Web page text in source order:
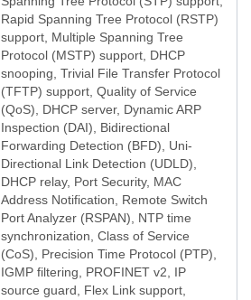
Rapid Spanning Tree Protocol (RSTP)
support, Multiple Spanning Tree
Protocol (MSTP) support, DHCP
snooping, Trivial File Transfer Protocol
(TFTP) support, Quality of Service
(QoS), DHCP server, Dynamic ARP
Inspection (DAI), Bidirectional
Forwarding Detection (BFD), Uni-
Directional Link Detection (UDLD),
DHCP relay, Port Security, MAC
Address Notification, Remote Switch
Port Analyzer (RSPAN), NTP time
synchronization, Class of Service
(CoS), Precision Time Protocol (PTP),
IGMP filtering, PROFINET v2, IP
source guard, Flex Link support,